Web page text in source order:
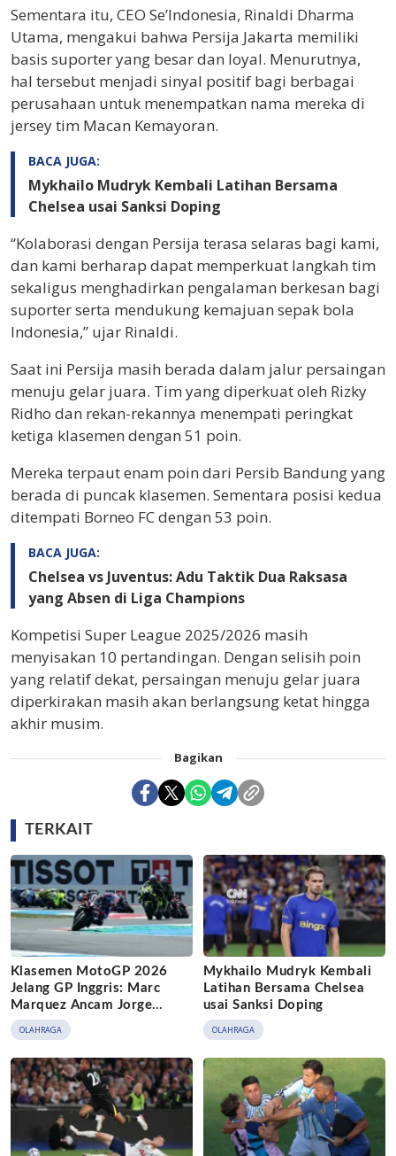
Sementara itu, CEO Se’Indonesia, Rinaldi Dharma
Utama, mengakui bahwa Persija Jakarta memiliki
basis suporter yang besar dan loyal. Menurutnya,
hal tersebut menjadi sinyal positif bagi berbagai
perusahaan untuk menempatkan nama mereka di
jersey tim Macan Kemayoran.
BACA JUGA:
Mykhailo Mudryk Kembali Latihan Bersama
Chelsea usai Sanksi Doping
“Kolaborasi dengan Persija terasa selaras bagi kami,
dan kami berharap dapat memperkuat langkah tim
sekaligus menghadirkan pengalaman berkesan bagi
suporter serta mendukung kemajuan sepak bola
Indonesia,” ujar Rinaldi.
Saat ini Persija masih berada dalam jalur persaingan
menuju gelar juara. Tim yang diperkuat oleh Rizky
Ridho dan rekan-rekannya menempati peringkat
ketiga klasemen dengan 51 poin.
Mereka terpaut enam poin dari Persib Bandungyang
berada di puncak klasemen. Sementara posisi kedua
ditempati Borneo FCdengan 53 poin.
BACA JUGA:
Chelsea vs Juventus: Adu Taktik Dua Raksasa
yang Absen di Liga Champions
Kompetisi Super League 2025/2026 masih
menyisakan 10 pertandingan. Dengan selisih poin
yang relatif dekat, persaingan menuju gelar juara
diperkirakan masih akan berlangsung ketat hingga
akhir musim.
Bagikan
TERKAIT
Klasemen MotoGP 2026
Jelang GP Inggris: Marc
Marquez Ancam Jorge
Martin
OLAHRAGA
Mykhailo Mudryk Kembali
Latihan Bersama Chelsea
usai Sanksi Doping
OLAHRAGA